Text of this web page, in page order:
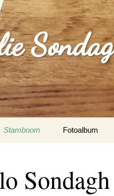
Sondag
Stamboom Fotoalbum
Sondagh